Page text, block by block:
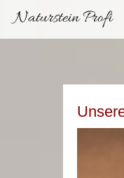
Naturstein Profi